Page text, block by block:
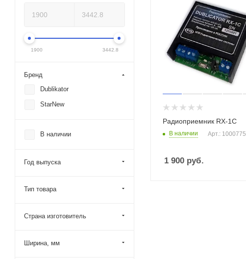
Радиоприемник RX-1C
В наличии Арт.: 1000775
1 900 руб.
1900 3442.8
Бренд
Dublikator
StarNew
В наличии
Год выпуска
Тип товара
Страна изготовитель
Ширина, мм